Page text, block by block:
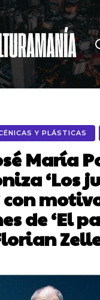
Y PLÁSTICAS
María
‘Los
con
de ‘El